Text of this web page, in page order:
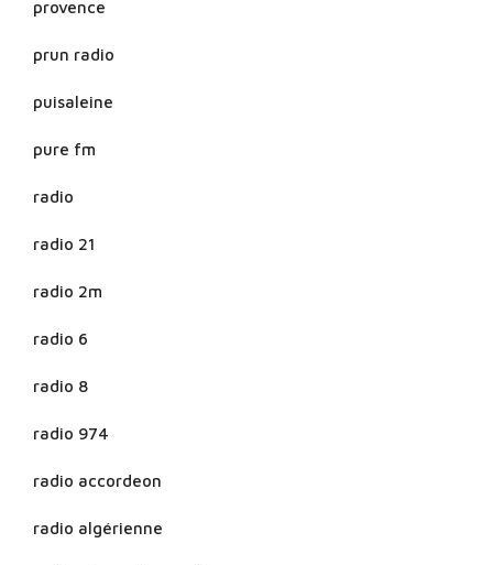
provence
prun radio
puisaleine
pure fm
radio
radio 21
radio 2m
radio 6
radio 8
radio 974
radio accordeon
radio algérienne